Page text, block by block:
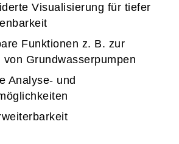
Visualisierung für tiefer
Funktionen z. B. zur
Grundwasserpumpen
Analyse- und